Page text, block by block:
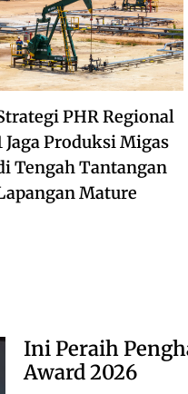
PHR Regional
Jaga Produksi Migas
Tengah Tantangan
Mature
Ini Peraih
Award 2026